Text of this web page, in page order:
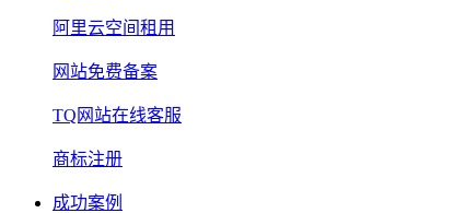
阿里云空间租用
网站免费备案
TQ网站在线客服
商标注册
成功案例